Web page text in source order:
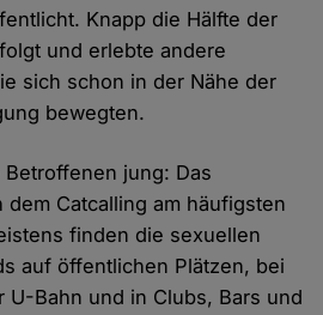
Knapp die Hälfte der
und erlebte andere
sich schon in der Nähe der
bewegten.
jung: Das
dem Catcalling am häufigsten
finden die sexuellen
auf öffentlichen Plätzen, bei
U-Bahn und in Clubs, Bars und